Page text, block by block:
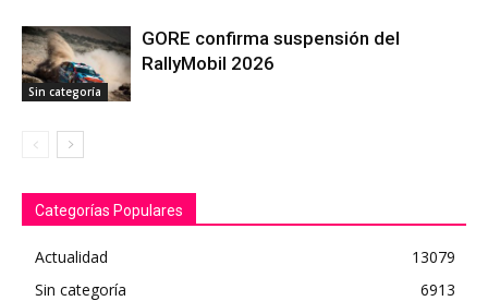
Sin categoría
GORE confirma suspensión del
RallyMobil 2026
Categorías Populares
Actualidad
13079
Sin categoría
6913